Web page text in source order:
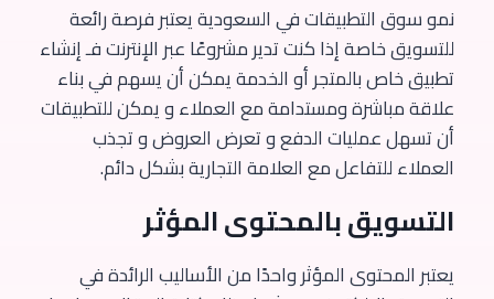
نمو سوق التطبيقات في السعودية يعتبر فرصة رائعة
للتسويق خاصة إذا كنت تدير مشروعًا عبر الإنترنت فـ إنشاء
تطبيق خاص بالمتجر أو الخدمة يمكن أن يسهم في بناء
علاقة مباشرة ومستدامة مع العملاء و يمكن للتطبيقات
أن تسهل عمليات الدفع و تعرض العروض و تجذب
العملاء للتفاعل مع العلامة التجارية بشكل دائم.
التسويق بالمحتوى المؤثر
يعتبر المحتوى المؤثر واحدًا من الأساليب الرائدة في